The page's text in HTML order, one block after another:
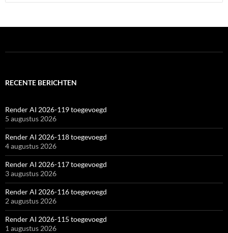
naar:
RECENTE BERICHTEN
Render AI 2026-119 toegevoegd
5 augustus 2026
Render AI 2026-118 toegevoegd
4 augustus 2026
Render AI 2026-117 toegevoegd
3 augustus 2026
Render AI 2026-116 toegevoegd
2 augustus 2026
Render AI 2026-115 toegevoegd
1 augustus 2026